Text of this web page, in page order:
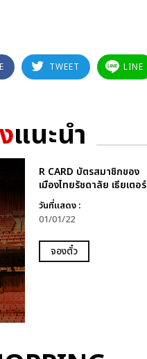
TWEET LINE
แนะนำ
R CARD บัตรสมาชิกของ
เมืองไทยรัชดาลัย เธียเตอร์
วันที่แสดง :
01/01/22
จองตั๋ว